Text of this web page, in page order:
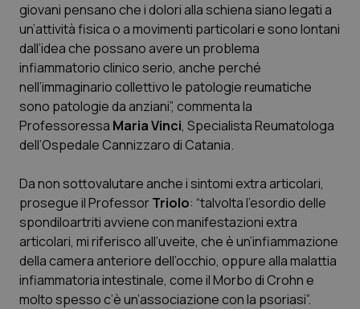
Lazio
Liguria
Lombardia
Marche
Molise
Piemonte
Provincia Autonoma di Bolzano
Diabete & glucometri
Disturbi dell’umore
Dolore
Donna & Salute
Epatiti
HIV
Infezioni & Febbre
giovani pensano che i dolori alla schiena siano legati a
un’attività fisica o a movimenti particolari e sono lontani
dall’idea che possano avere un problema
infiammatorio clinico serio, anche perché
nell’immaginario collettivo le patologie reumatiche
sono patologie da anziani”, commenta la
Professoressa Maria Vinci, Specialista Reumatologa
dell’Ospedale Cannizzaro di Catania.
Da non sottovalutare anche i sintomi extra articolari,
prosegue il ProfessorTriolo: “talvolta l’esordio delle
spondiloartriti avviene con manifestazioni extra
articolari, mi riferisco all’uveite, che è un’infiammazione
della camera anteriore dell’occhio, oppure alla malattia
infiammatoria intestinale, come il Morbo di Crohn e
molto spesso c’è un’associazione con la psoriasi”.